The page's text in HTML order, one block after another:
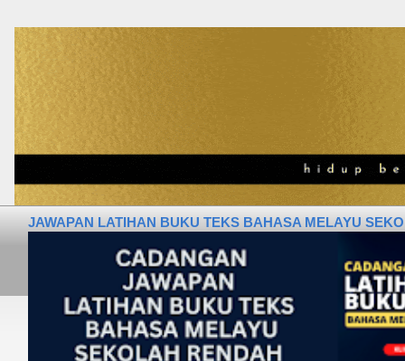
JAWAPAN LATIHAN BUKU TEKS BAHASA MELAYU